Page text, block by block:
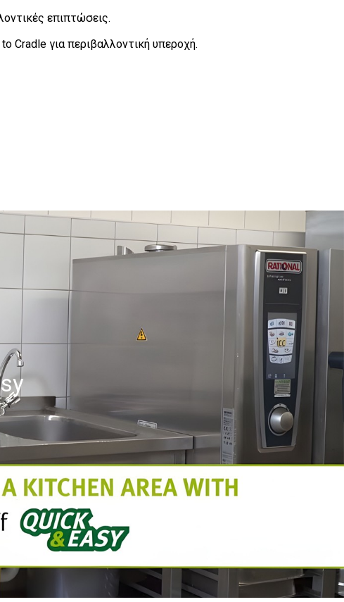
επιπτώσεις.
Cradle για περιβαλλοντική υπεροχή.